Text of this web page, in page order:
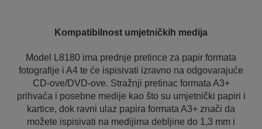
Kompatibilnost umjetničkih medija
Model L8180 ima prednje pretince za papir formata
fotografije i A4 te će ispisivati izravno na odgovarajuće
CD-ove/DVD-ove. Stražnji pretinac formata A3+
prihvaća i posebne medije kao što su umjetnički papiri i
kartice, dok ravni ulaz papira formata A3+ znači da
možete ispisivati na medijima debljine do 1,3 mm i